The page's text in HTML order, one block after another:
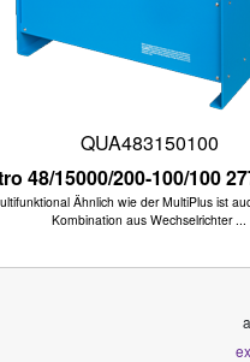
QUA483150100
48/15000/200-100/100
Ähnlich wie der MultiPlus ist
Kombination aus Wechselrichter ...